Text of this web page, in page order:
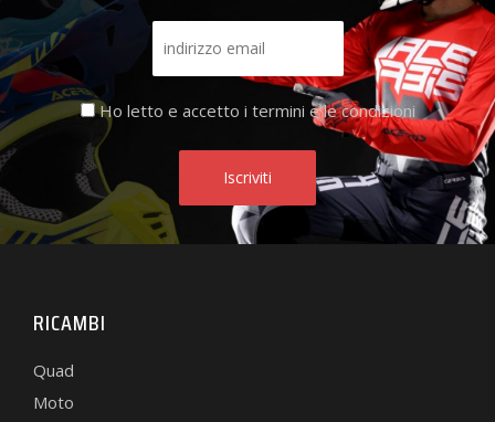
Ho letto e accetto i termini e le condizioni
RICAMBI
Quad
Moto